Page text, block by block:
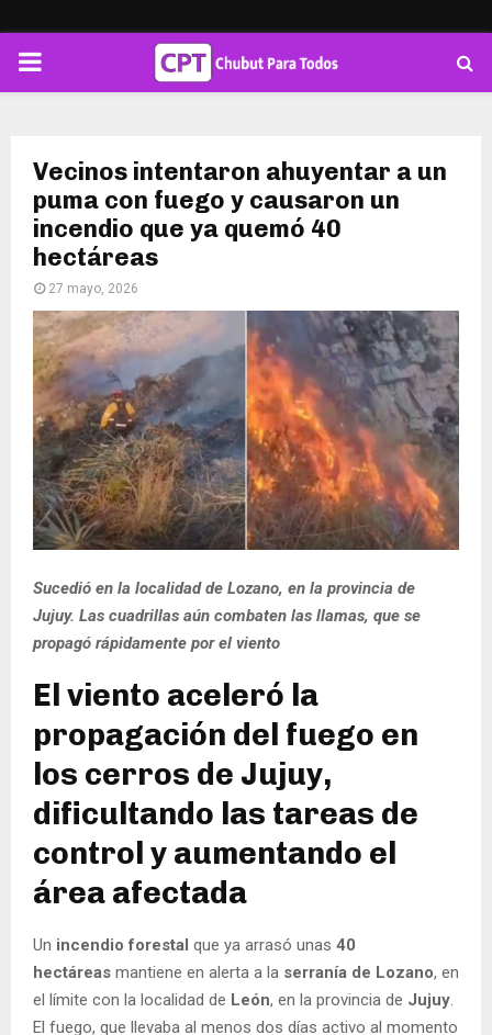
PRIMARY
Vecinos intentaron ahuyentar a un
puma con fuego y causaron un
incendio que ya quemó 40
hectáreas
27 mayo, 2026
Sucedió en la localidad de Lozano, en la provincia de
Jujuy. Las cuadrillas aún combaten las llamas, que se
propagó rápidamente por el viento
El viento aceleró la
propagación del fuego en
los cerros de Jujuy,
dificultando las tareas de
control y aumentando el
área afectada
Un incendio forestal que ya arrasó unas 40
hectáreas mantiene en alerta a la serranía de Lozano, en
el límite con la localidad de León, en la provincia de Jujuy.
El fuego, que llevaba al menos dos días activo al momento